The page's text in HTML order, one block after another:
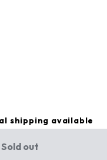
shipping available
Sold out